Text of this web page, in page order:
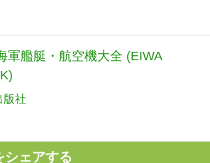
軍艦艇・航空機大全 (EIWA
版社
シェアする